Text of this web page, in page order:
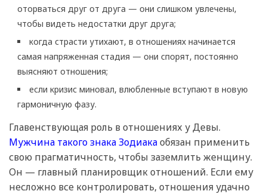
оторваться друг от друга — они слишком увлечены,
чтобы видеть недостатки друг друга;
когда страсти утихают, в отношениях начинается
самая напряженная стадия — они спорят, постоянно
выясняют отношения;
если кризис миновал, влюбленные вступают в новую
гармоничную фазу.
Главенствующая роль в отношениях у Девы.
Мужчина такого знака Зодиакаобязан применить
свою прагматичность, чтобы заземлить женщину.
Он — главный планировщик отношений. Если ему
несложно все контролировать, отношения удачно